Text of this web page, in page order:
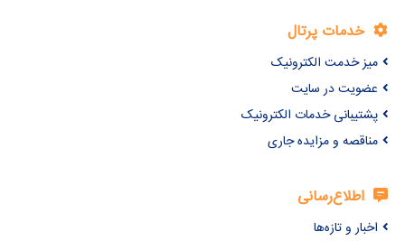
خدمات پرتال
میز خدمت الکترونیک
عضویت در سایت
پشتیبانی خدمات الکترونیک
مناقصه و مزایده جاری
اطلاع‌رسانی
اخبار و تازه‌ها